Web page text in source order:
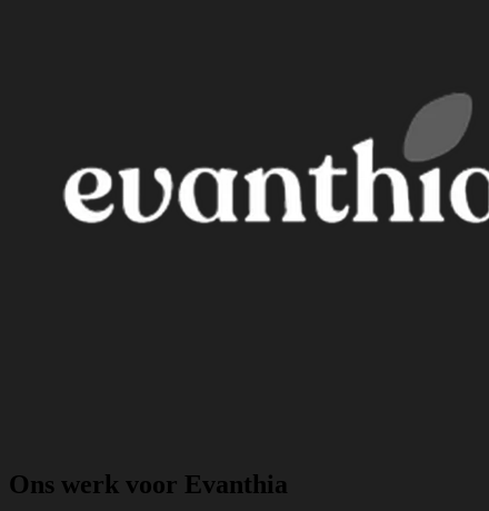
Ons werk voor Evanthia